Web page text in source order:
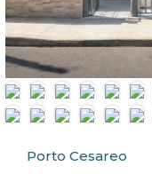
Porto Cesareo